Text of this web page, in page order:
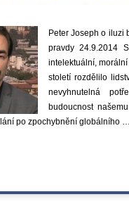
Peter Joseph o iluzi
pravdy 24.9.2014
intelektuální, morální
století rozdělilo
nevyhnutelná
budoucnost
po zpochybnění globálního …